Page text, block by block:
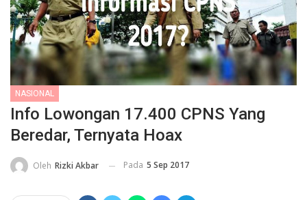
NASIONAL
Info Lowongan 17.400 CPNS Yang
Beredar, Ternyata Hoax
Oleh Rizki Akbar Pada 5 Sep 2017